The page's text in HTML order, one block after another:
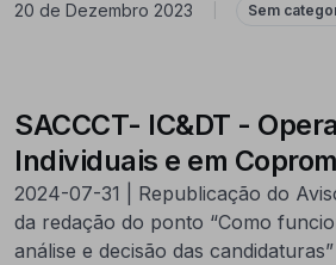
20 de Dezembro 2023 Sem
SACCCT- IC&DT -
Individuais e em
2024-07-31 | Republicação do
da redação do ponto “Como
análise e decisão das